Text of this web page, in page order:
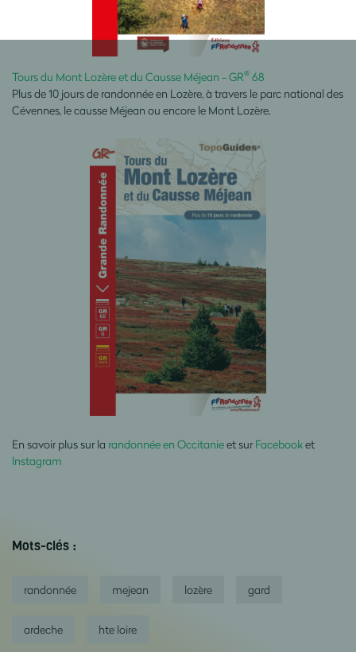
Tours du Mont Lozère et du Causse Méjean - GR® 68
Plus de 10 jours de randonnée en Lozère, à travers le parc national des
Cévennes, le causse Méjean ou encore le Mont Lozère.
En savoir plus sur la randonnée en Occitanieet sur Facebooket
Instagram
Mots-clés :
randonnée mejean lozère gard
ardeche hte loire